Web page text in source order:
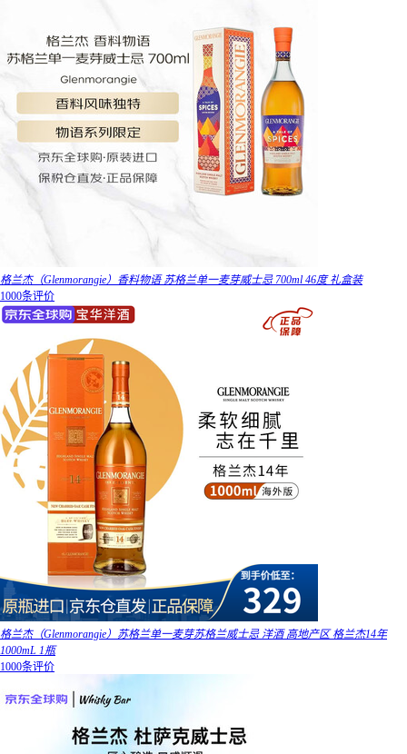
格兰杰（Glenmorangie）香料物语 苏格兰单一麦芽威士忌 700ml 46度 礼盒装
1000条评价
格兰杰（Glenmorangie）苏格兰单一麦芽苏格兰威士忌 洋酒 高地产区 格兰杰14年
1000mL 1瓶
1000条评价